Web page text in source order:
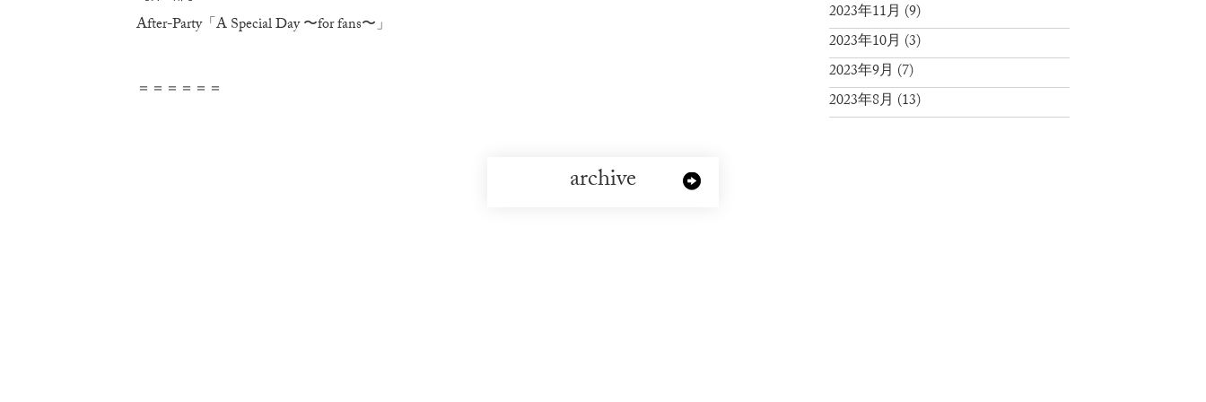
After-Party「A Special Day 〜for fans〜」
＝＝＝＝＝＝
2023年11月 (9)
2023年10月 (3)
2023年9月 (7)
2023年8月 (13)
archive